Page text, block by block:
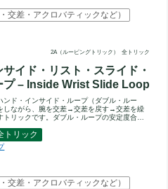
2A（ルーピングトリック） 全トリック
交差・アクロバティックなど）
サイド・リスト・スライド・
プ – Inside Wrist Slide Loop
ンド・インサイド・ループ（ダブル・ルー
しながら、腕を交差→交差を戻す→交差を繰
トリックです。ダブル・ループの安定度合い
トリック
交差・アクロバティックなど）